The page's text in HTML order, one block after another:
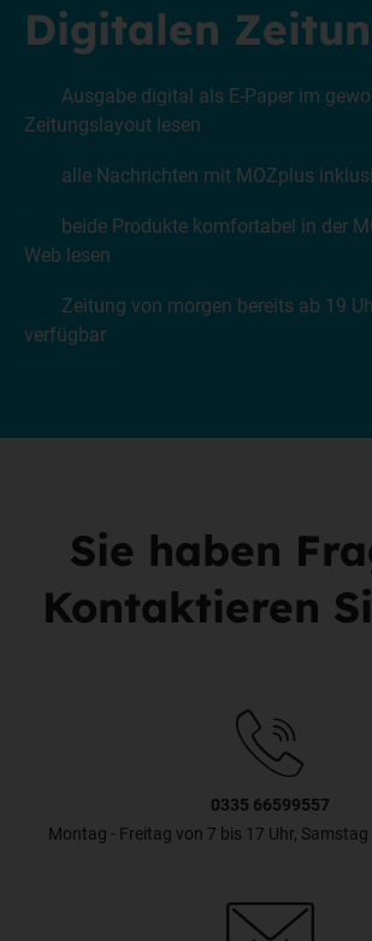
Digitalen
Ausgabe digital als E-Paper im
Zeitungslayout lesen
alle Nachrichten mit MOZplus
beide Produkte komfortabel in der
Web lesen
Zeitung von morgen bereits ab 19
verfügbar
Sie haben
Kontaktieren
0335 66599557
Montag - Freitag von 7 bis 17 Uhr,